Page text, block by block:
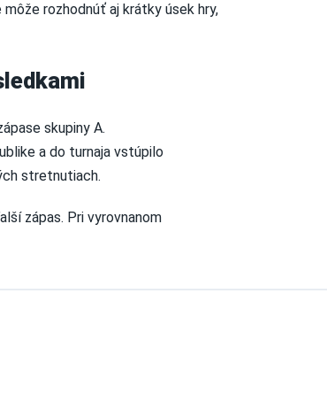
rozhodnúť aj krátky úsek hry,
skupiny A.
a do turnaja vstúpilo
stretnutiach.
zápas. Pri vyrovnanom